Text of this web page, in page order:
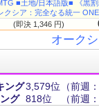
■土地/日本語版■ 《黒
クシア：完全なる統一 ONE
(即決 1,346 円)
オーク
ング3,579位
（前週
グ 818位 （前週